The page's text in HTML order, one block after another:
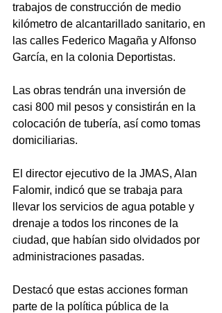
trabajos de construcción de medio
kilómetro de alcantarillado sanitario, en
las calles Federico Magaña y Alfonso
García, en la colonia Deportistas.
Las obras tendrán una inversión de
casi 800 mil pesos y consistirán en la
colocación de tubería, así como tomas
domiciliarias.
El director ejecutivo de la JMAS, Alan
Falomir, indicó que se trabaja para
llevar los servicios de agua potable y
drenaje a todos los rincones de la
ciudad, que habían sido olvidados por
administraciones pasadas.
Destacó que estas acciones forman
parte de la política pública de la